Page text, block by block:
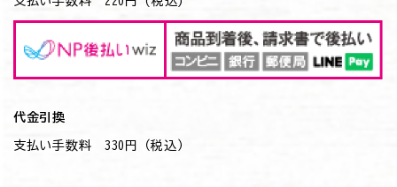
代金引換
支払い手数料 330円（税込）